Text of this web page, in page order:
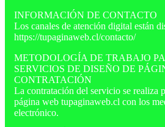
INFORMACIÓN DE CONTACTO
Los canales de atención digital están
https://tupaginaweb.cl/contacto/
METODOLOGÍA DE TRABAJO
SERVICIOS DE DISEÑO DE
CONTRATACIÓN
La contratación del servicio se realiza
página web tupaginaweb.cl con los
electrónico.